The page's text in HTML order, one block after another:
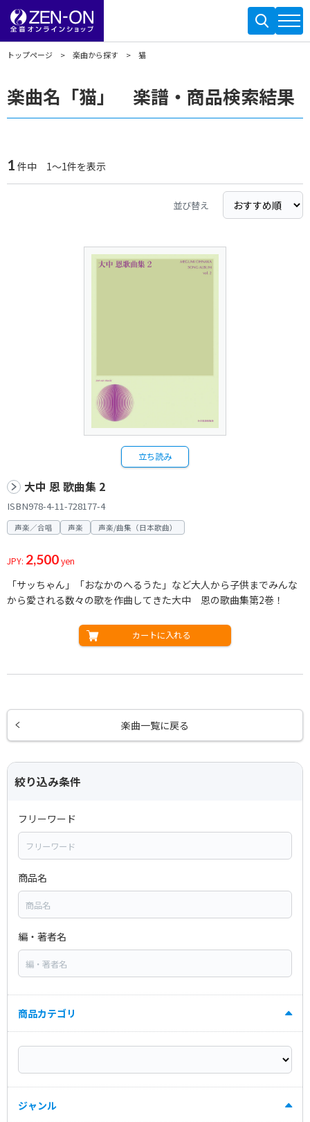
トップページ 楽曲から探す 猫
楽曲名「猫」 楽譜・商品検索結果
1 件中 1～1件を表示
並び替え
立ち読み
大中 恩 歌曲集 2
ISBN978-4-11-728177-4
声楽／合唱 声楽 声楽/曲集（日本歌曲）
JPY: 2,500yen
「サッちゃん」「おなかのへるうた」など大人から子供までみんな
から愛される数々の歌を作曲してきた大中 恩の歌曲集第2巻！
カートに入れる
楽曲一覧に戻る
絞り込み条件
フリーワード
商品名
編・著者名
商品カテゴリ
ジャンル